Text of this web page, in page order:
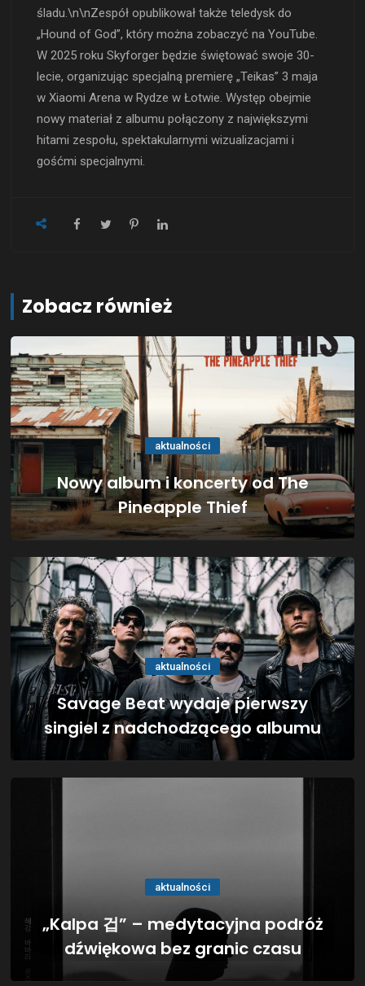
śladu.\n\nZespół opublikował także teledysk do
„Hound of God”, który można zobaczyć na YouTube.
W 2025 roku Skyforger będzie świętować swoje 30-
lecie, organizując specjalną premierę „Teikas” 3 maja
w Xiaomi Arena w Rydze w Łotwie. Występ obejmie
nowy materiał z albumu połączony z największymi
hitami zespołu, spektakularnymi wizualizacjami i
gośćmi specjalnymi.
Zobacz również
aktualności
Nowy album i koncerty od The
Pineapple Thief
aktualności
Savage Beat wydaje pierwszy
singiel z nadchodzącego albumu
aktualności
„Kalpa 겁” – medytacyjna podróż
dźwiękowa bez granic czasu